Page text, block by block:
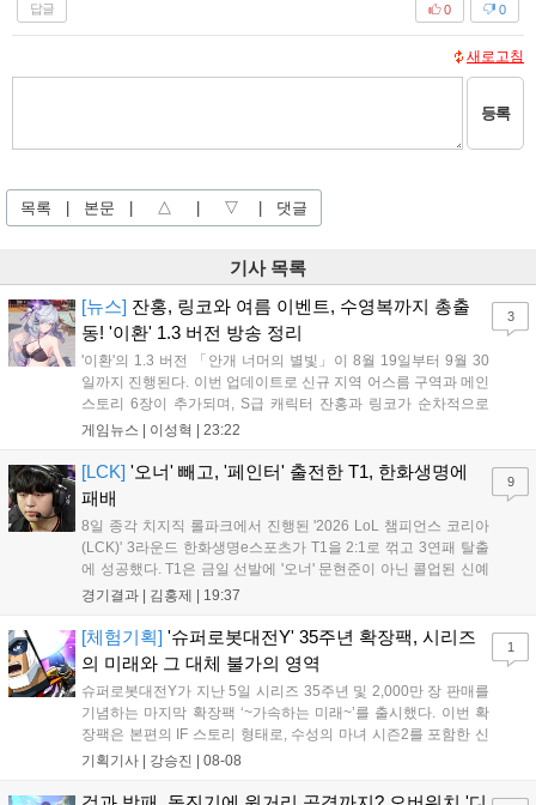
답글 0
0
새로고침
등록
목록 본문 △ ▽ 댓글
기사 목록
[뉴스] 잔홍, 링코와 여름 이벤트, 수영복까지 총출
동! '이환' 1.3 버전 방송 정리
'이환'의 1.3 버전 「안개 너머의 별빛」이 8월 19일부터 9월 30
일까지 진행된다. 이번 업데이트로 신규 지역 어스름 구역과 메인
스토리 6장이 추가되며, S급 캐릭터 잔홍과 링코가 순차적으로
등장한다. 여름 시즌을 맞아 비치발리볼, 수상 오토바이 등 다채
의성도 강화된다. 8월 11일까지 사용 가능한 교환 코드 3종이 제
공되며, 상세 일정은 공식 채널을 통해 확인할 수 있다....
게임뉴스 | 이성혁 23:22
3
[LCK] '오너' 빼고, '페인터' 출전한 T1, 한화생명에
패배
8일 종각 치지직 롤파크에서 진행된 '2026 LoL 챔피언스 코리아
(LCK)' 3라운드 한화생명e스포츠가 T1을 2:1로 꺾고 3연패 탈출
에 성공했다. T1은 금일 선발에 '오너' 문현준이 아닌 콜업된 신예
'페인터' 김은후를 투입했지만, 결국 1:2로 패배하고 말았다. T1은
을 빼냈다....
경기결과 | 김홍제 19:37
9
[체험기획] '슈퍼로봇대전Y' 35주년 확장팩, 시리즈
의 미래와 그 대체 불가의 영역
슈퍼로봇대전Y가 지난 5일 시리즈 35주년 및 2,000만 장 판매를
기념하는 마지막 확장팩 ‘~가속하는 미래~’를 출시했다. 이번 확
장팩은 본편의 IF 스토리 형태로, 수성의 마녀 시즌2를 포함한 신
규 참전작과 크로스오버 합체기를 선보이며 작품을 완결 짓는다.
하는 몰입감 있는 서사와 조합을 구현하며 시리즈의 미래를 향한
기획기사 | 강승진 08-08
1